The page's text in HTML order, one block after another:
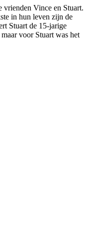
vrienden Vince en Stuart.
in hun leven zijn de
Stuart de 15-jarige
voor Stuart was het